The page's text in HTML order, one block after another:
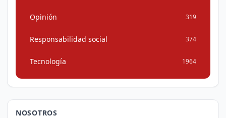
Opinión 319
Responsabilidad social 374
Tecnología 1964
NOSOTROS